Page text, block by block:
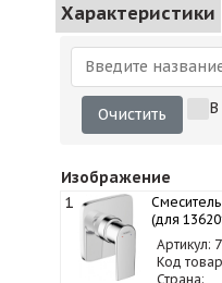
Характеристики
Очистить
Изображение
1
(для
Артикул:
Код
Страна: